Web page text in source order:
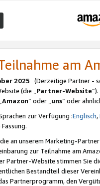
am
2025 (Derzeitige Partner -
(die „Partner-Website
Amazon“ oder „uns“ oder
zur Verfügung :Englisch,
an unserem Marketing-
zur Teilnahme am
Partner-Website stimmen Sie
Bestandteil dieser
Partnerprogramm, den